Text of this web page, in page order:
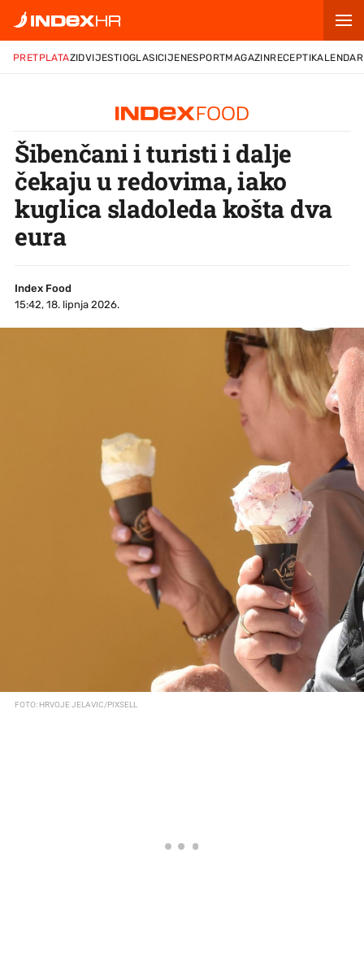
PRETPLATAZIDVIJESTIOGLASICIJENESPORTMAGAZINRECEPTIKALENDAR
Šibenčani i turisti i dalje
čekaju u redovima, iako
kuglica sladoleda košta dva
eura
Index Food
15:42, 18. lipnja 2026.
FOTO: HRVOJE JELAVIC/PIXSELL